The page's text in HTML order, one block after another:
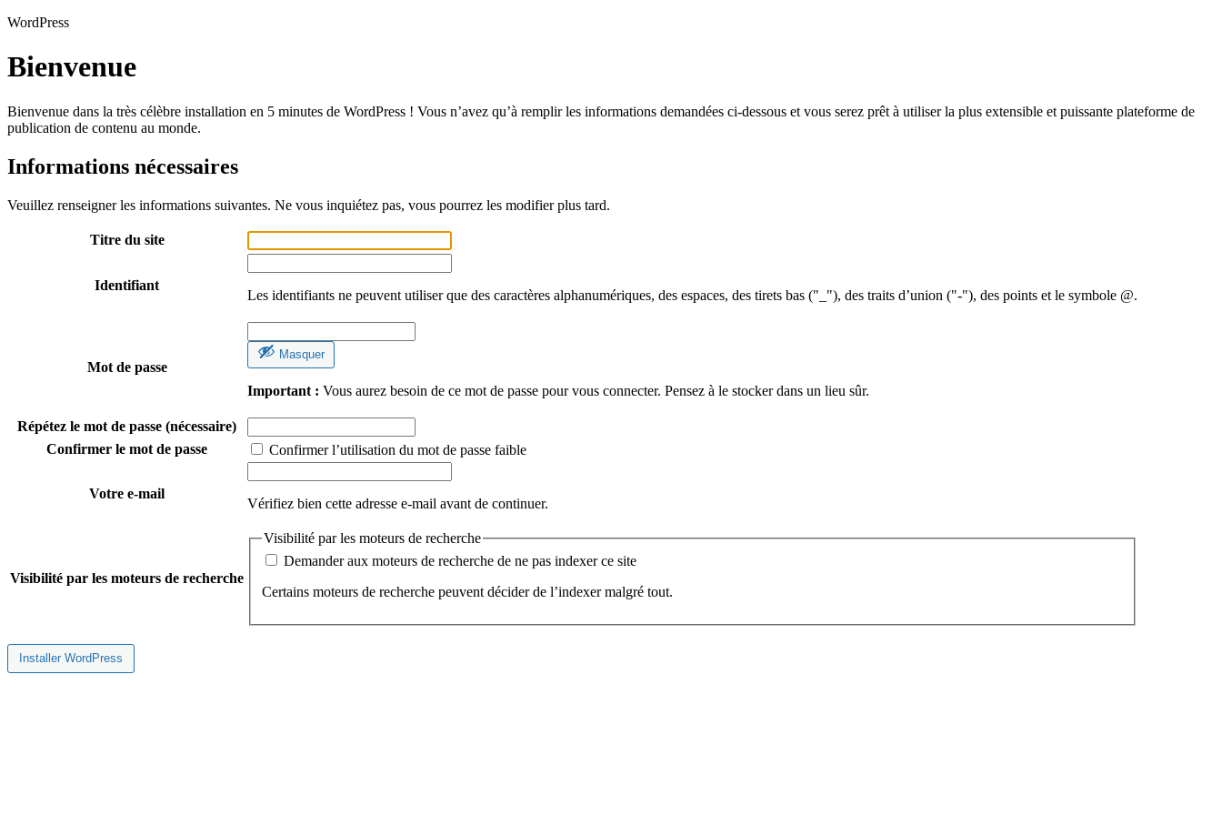
WordPress
Bienvenue
Bienvenue dans la très célèbre installation en 5 minutes de WordPress ! Vous n’avez qu’à remplir les informations demandées ci-dessous et vous serez prêt à utiliser la plus extensible et puissante plateforme de
publication de contenu au monde.
Informations nécessaires
Veuillez renseigner les informations suivantes. Ne vous inquiétez pas, vous pourrez les modifier plus tard.
Titre du site
Identifiant
Les identifiants ne peuvent utiliser que des caractères alphanumériques, des espaces, des tirets bas ("_"), des traits d’union ("-"), des points et le symbole @.
Mot de passe
Masquer
Important : Vous aurez besoin de ce mot de passe pour vous connecter. Pensez à le stocker dans un lieu sûr.
Répétez le mot de passe (nécessaire)
Confirmer le mot de passe
Confirmer l’utilisation du mot de passe faible
Votre e-mail
Vérifiez bien cette adresse e-mail avant de continuer.
Visibilité par les moteurs de recherche
Visibilité par les moteurs de recherche
Demander aux moteurs de recherche de ne pas indexer ce site
Certains moteurs de recherche peuvent décider de l’indexer malgré tout.